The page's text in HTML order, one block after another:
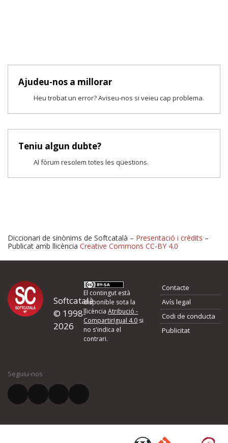
Ajudeu-nos a millorar
Heu trobat un error? Aviseu-nos si veieu cap problema.
Teniu algun dubte?
Al fòrum resolem totes les qüestions.
Proposeu-nos millores o
d'errors
Si heu trobat un error o voleu proposar alguna millora, ompliu els
quina és la millora que proposeu o l'error del qual voleu informar-
El vostre correu electrònic *
Diccionari de sinònims de Softcatalà – Presentació i crèdits –
Publicat amb llicència Creative Commons CC-BY 4.0
Softcatalà
© 1998-
2026
El contingut està
disponible sota la
llicènciaAtribució -
CompartirIgual 4.0 si
no s'indica el
contrari.
Contacte
Avís legal
Codi de conducta
Publicitat
Seguiu-nos